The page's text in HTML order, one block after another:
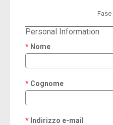
Fase
Personal Information
Nome
required
Cognome
required
Indirizzo e-mail